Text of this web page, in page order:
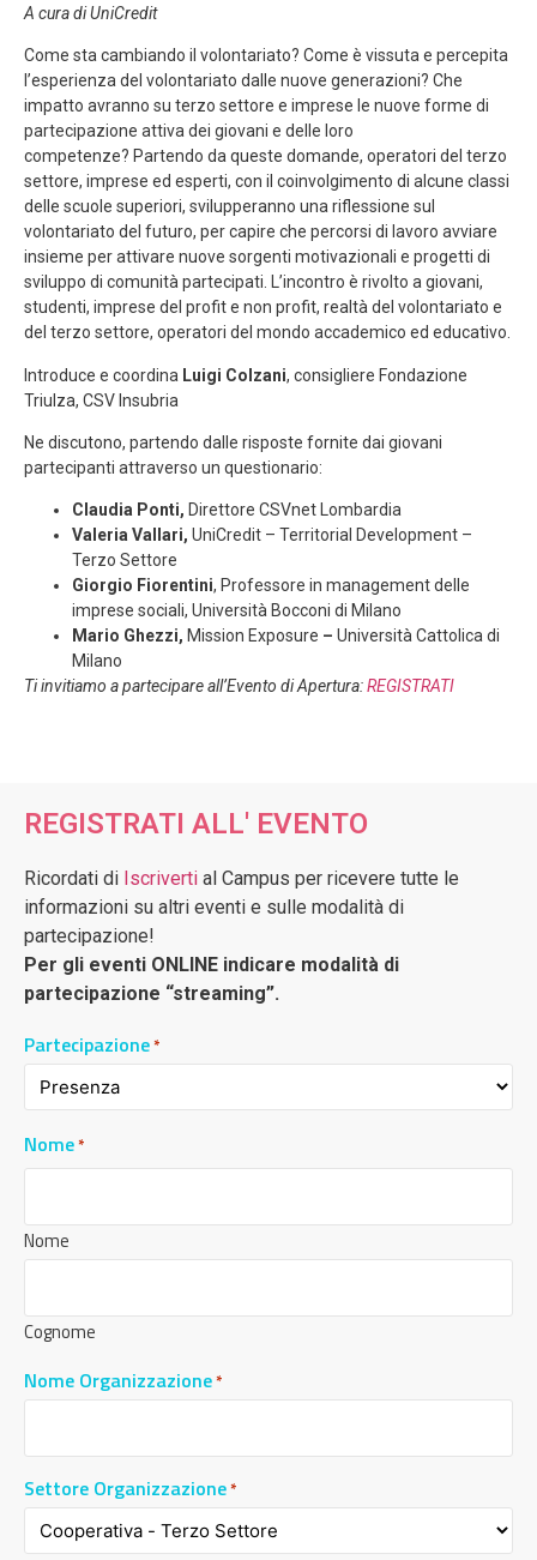
A cura di UniCredit
Come sta cambiando il volontariato? Come è vissuta e percepita
l’esperienza del volontariato dalle nuove generazioni? Che
impatto avranno su terzo settore e imprese le nuove forme di
partecipazione attiva dei giovani e delle loro
competenze? Partendo da queste domande, operatori del terzo
settore, imprese ed esperti, con il coinvolgimento di alcune classi
delle scuole superiori, svilupperanno una riflessione sul
volontariato del futuro, per capire che percorsi di lavoro avviare
insieme per attivare nuove sorgenti motivazionali e progetti di
sviluppo di comunità partecipati. L’incontro è rivolto a giovani,
studenti, imprese del profit e non profit, realtà del volontariato e
del terzo settore, operatori del mondo accademico ed educativo.
Introduce e coordina Luigi Colzani, consigliere Fondazione
Triulza, CSV Insubria
Ne discutono, partendo dalle risposte fornite dai giovani
partecipanti attraverso un questionario:
Claudia Ponti, Direttore CSVnet Lombardia
Valeria Vallari, UniCredit – Territorial Development –
Terzo Settore
Giorgio Fiorentini, Professore in management delle
imprese sociali, Università Bocconi di Milano
Mario Ghezzi, Mission Exposure – Università Cattolica di
Milano
Ti invitiamo a partecipare all’Evento di Apertura:REGISTRATI
REGISTRATI ALL' EVENTO
Ricordati di Iscriverti al Campus per ricevere tutte le
informazioni su altri eventi e sulle modalità di
partecipazione!
Per gli eventi ONLINE indicare modalità di
partecipazione “streaming”.
Partecipazione*
Nome*
Nome
Cognome
Nome Organizzazione*
Settore Organizzazione*